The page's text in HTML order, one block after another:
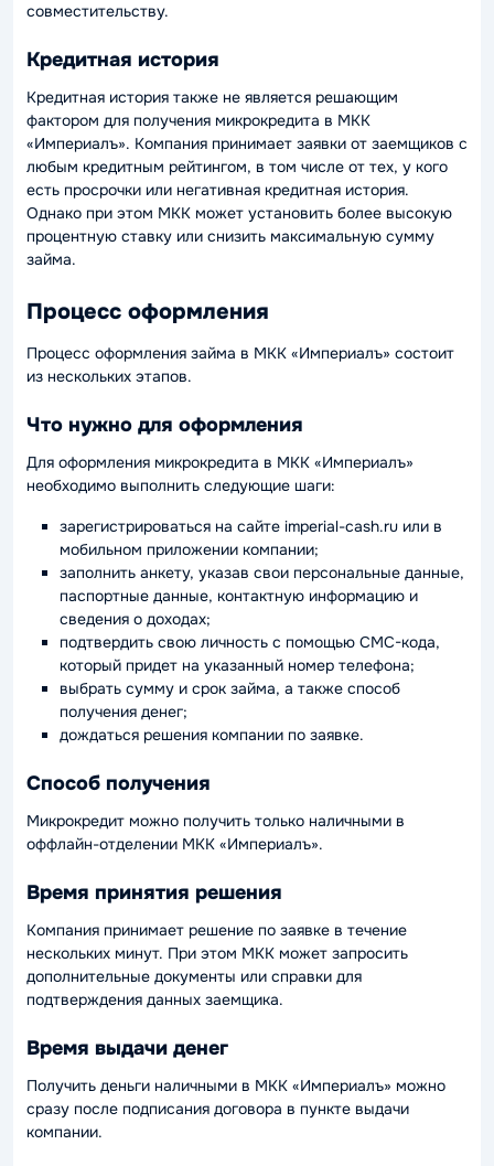
совместительству.
Кредитная история
Кредитная история также не является решающим
фактором для получения микрокредита в МКК
«Империалъ». Компания принимает заявки от заемщиков с
любым кредитным рейтингом, в том числе от тех, у кого
есть просрочки или негативная кредитная история.
Однако при этом МКК может установить более высокую
процентную ставку или снизить максимальную сумму
займа.
Процесс оформления
Процесс оформления займа в МКК «Империалъ» состоит
из нескольких этапов.
Что нужно для оформления
Для оформления микрокредита в МКК «Империалъ»
необходимо выполнить следующие шаги:
зарегистрироваться на сайте imperial-cash.ru или в
мобильном приложении компании;
заполнить анкету, указав свои персональные данные,
паспортные данные, контактную информацию и
сведения о доходах;
подтвердить свою личность с помощью СМС-кода,
который придет на указанный номер телефона;
выбрать сумму и срок займа, а также способ
получения денег;
дождаться решения компании по заявке.
Способ получения
Микрокредит можно получить только наличными в
оффлайн-отделении МКК «Империалъ».
Время принятия решения
Компания принимает решение по заявке в течение
нескольких минут. При этом МКК может запросить
дополнительные документы или справки для
подтверждения данных заемщика.
Время выдачи денег
Получить деньги наличными в МКК «Империалъ» можно
сразу после подписания договора в пункте выдачи
компании.